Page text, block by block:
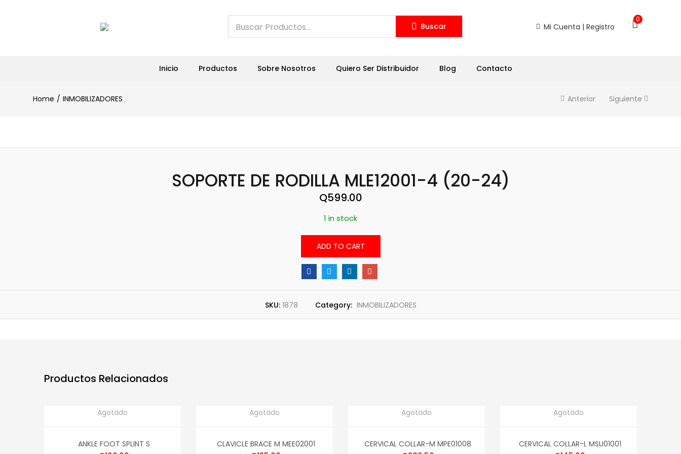
Buscar Mi Cuenta | Registro
0
Inicio Productos Sobre Nosotros Quiero Ser Distribuidor Blog Contacto
Home INMOBILIZADORES Anterior Siguiente
SOPORTE DE RODILLA MLE12001-4 (20-24)
Q599.00
1 in stock
ADD TO CART
SKU: 1878 Category: INMOBILIZADORES
Productos Relacionados
Agotado
ANKLE FOOT SPLINT S
Agotado
CLAVICLE BRACE M MEE02001
Agotado
CERVICAL COLLAR-M MPE01008
Agotado
CERVICAL COLLAR-L MSU01001